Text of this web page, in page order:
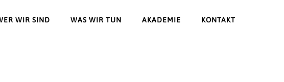
WIR SIND WAS WIR TUN AKADEMIE KONTAKT